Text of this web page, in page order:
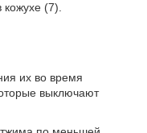
(7).
их во время
выключают